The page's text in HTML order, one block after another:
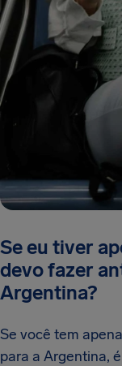
Se eu tiver
devo fazer
Argentina?
Se você tem
para a Argentina,